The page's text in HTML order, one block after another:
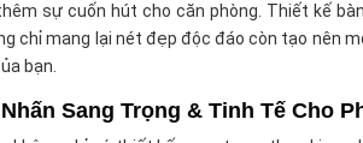
sự cuốn hút cho căn phòng. Thiết kế
chỉ mang lại nét đẹp độc đáo còn tạo nên
bạn.
Sang Trọng & Tinh Tế Cho